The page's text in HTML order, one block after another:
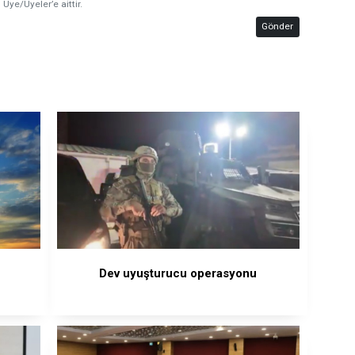
Üyeler’e aittir.
Gönder
Dev uyuşturucu operasyonu